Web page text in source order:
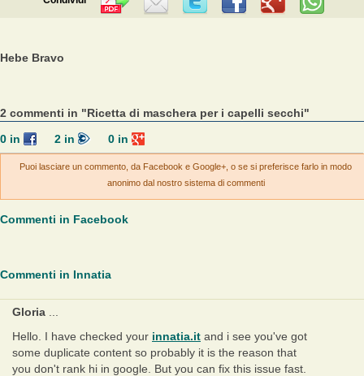
Hebe Bravo
2 commenti in "Ricetta di maschera per i capelli secchi"
0in 2in 0 in
Puoi lasciare un commento, da Facebook e Google+, o se si preferisce farlo in modo
anonimo dal nostro sistema di commenti
Commenti in Facebook
Commenti in Innatia
Gloria
Hello. I have checked your innatia.it and i see you've got
some duplicate content so probably it is the reason that
you don't rank hi in google. But you can fix this issue fast.